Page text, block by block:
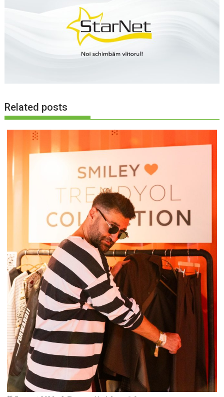
Related posts